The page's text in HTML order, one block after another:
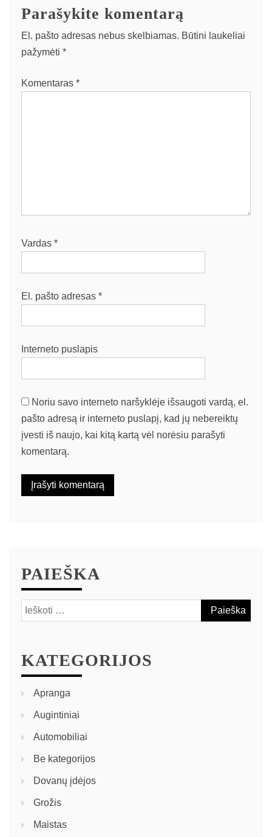
Parašykite komentarą
El. pašto adresas nebus skelbiamas. Būtini laukeliai
pažymėti *
Komentaras *
Vardas *
El. pašto adresas *
Interneto puslapis
Noriu savo interneto naršyklėje išsaugoti vardą, el.
pašto adresą ir interneto puslapį, kad jų nebereiktų
įvesti iš naujo, kai kitą kartą vėl norėsiu parašyti
komentarą.
PAIEŠKA
KATEGORIJOS
Apranga
Augintiniai
Automobiliai
Be kategorijos
Dovanų įdėjos
Grožis
Maistas